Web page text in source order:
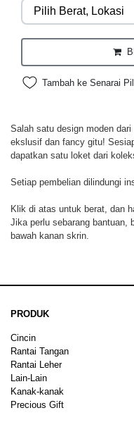
Tambah ke Senarai
Salah satu design moden
ekslusif dan fancy gitu!
dapatkan satu loket dari
Setiap pembelian dilindungi
Klik di atas untuk berat, dan
Jika perlu sebarang bantuan,
bawah kanan skrin.
PRODUK
Cincin
Rantai Tangan
Rantai Leher
Lain-Lain
Kanak-kanak
Precious Gift